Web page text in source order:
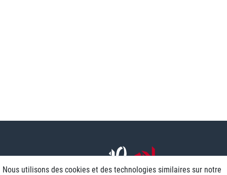
Nous utilisons des cookies et des technologies similaires sur notre